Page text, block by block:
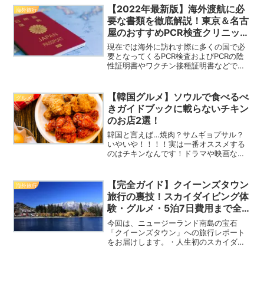
ルナが目的地というよりかは目的地に行
くための通過点と捉えてい...
海外旅行
【2022年最新版】海外渡航に必
要な書類を徹底解説！東京＆名古
屋のおすすめPCR検査クリニック
も
現在では海外に訪れす際に多くの国で必
要となってくるPCR検査およびPCRの陰
性証明書やワクチン接種証明書などです
報を交えながら、海外渡航の際に必要な
書類などを解説し...
グルメ
【韓国グルメ】ソウルで食べるべ
きガイドブックに載らないチキン
のお店2選！
韓国と言えば…焼肉？サムギョプサル？
いやいや！！！！実は一番オススメする
のはチキンなんです！ドラマや映画など
ホテルとかに届けてくれるの？そんな方
はコチラの記事をご参考く...
海外旅行
【完全ガイド】クイーンズタウン
旅行の裏技！スカイダイビング体
験・グルメ・5泊7日費用まで全
部紹介
今回は、ニュージーランド南島の宝石
「クイーンズタウン」への旅行レポート
をお届けします。・人生初のスカイダイ